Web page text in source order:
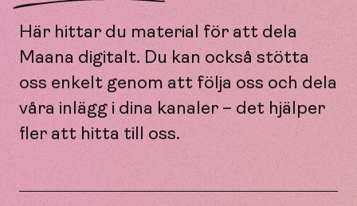
Här hittar du material för att dela
Maana digitalt. Du kan också stötta
oss enkelt genom att följa oss och dela
våra inlägg i dina kanaler – det hjälper
fler att hitta till oss.